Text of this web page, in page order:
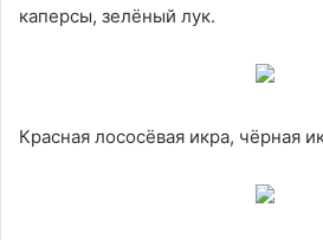
каперсы, зелёный лук.
Красная лососёвая икра, чёрная